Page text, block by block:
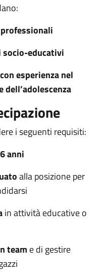
educativi
esperienza nel
dell’adolescenza
i seguenti requisiti:
anni
alla posizione per
in attività educative o
team e di gestire